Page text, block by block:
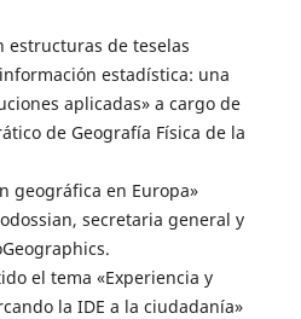
estructuras de teselas
estadística: una
aplicadas» a cargo de
de Geografía Física de la
geográfica en Europa»
secretaria general y
el tema «Experiencia y
la IDE a la ciudadanía»